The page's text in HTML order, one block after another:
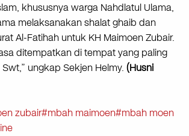
khususnya warga Nahdlatul Ulama,
melaksanakan shalat ghaib dan
Al-Fatihah untuk KH Maimoen Zubair.
ditempatkan di tempat yang paling
ungkap Sekjen Helmy. (Husni
zubair#mbah maimoen#mbah moen